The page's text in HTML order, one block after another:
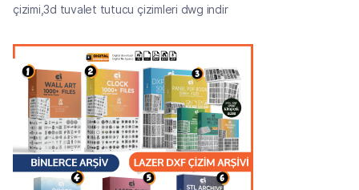
çizimi,3d tuvalet tutucu çizimleri dwg indir